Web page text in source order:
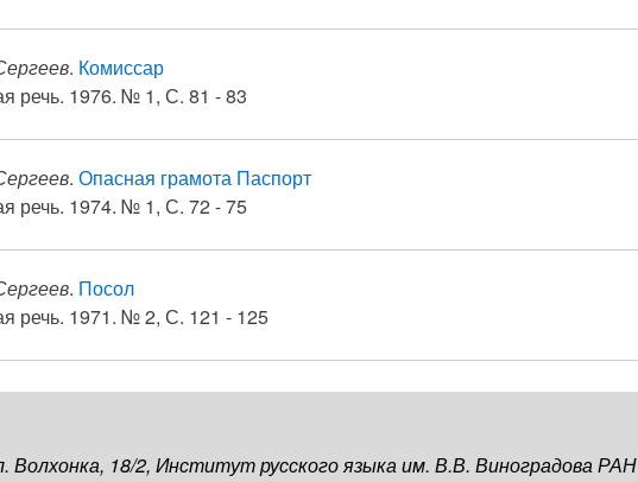
. Комиссар
речь. 1976. № 1, С. 81 - 83
. Опасная грамота Паспорт
речь. 1974. № 1, С. 72 - 75
. Посол
речь. 1971. № 2, С. 121 - 125
Волхонка, 18/2, Институт русского языка им. В.В. Виноградова РАН